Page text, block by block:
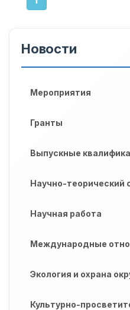
Новости
Мероприятия
Гранты
Выпускные
Научно-теорический
Научная работа
Международные
Экология и охрана
Культурно-